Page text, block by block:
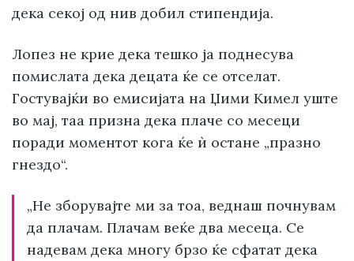
дека секој од нив добил стипендија.
Лопез не крие дека тешко ја поднесува
помислата дека децата ќе се отселат.
Гостувајќи во емисијата на Џими Кимел уште
во мај, таа призна дека плаче со месеци
поради моментот кога ќе ѝ остане „празно
гнездо“.
„Не зборувајте ми за тоа, веднаш почнувам
да плачам. Плачам веќе два месеца. Се
надевам дека многу брзо ќе сфатат дека